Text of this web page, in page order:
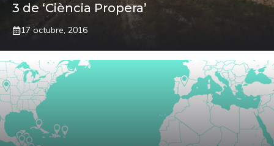
3 de ‘Ciència Propera’
17 octubre, 2016